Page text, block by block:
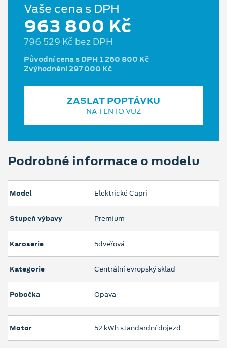
Vaše cena s DPH
963 800 Kč
796 529 Kč bez DPH
Původní cena s DPH 1 260 800 Kč
Zvýhodnění 297 000 Kč
ZASLAT POPTÁVKU
NA TENTO VŮZ
Podrobné informace o modelu
Model Elektrické Capri
Stupeň výbavy Premium
Karoserie 5dveřová
Kategorie Centrální evropský sklad
Pobočka Opava
Motor 52 kWh standardní dojezd